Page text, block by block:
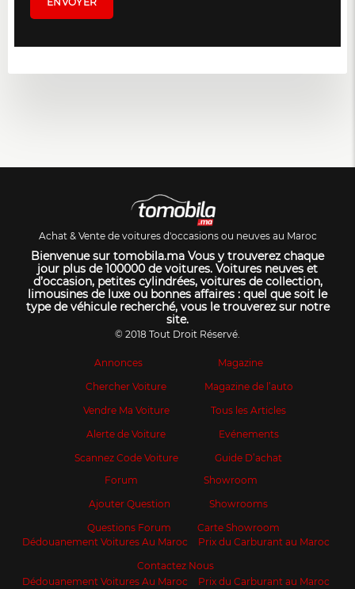
Achat & Vente de voitures d'occasions ou neuves au Maroc
Bienvenue sur tomobila.ma Vous y trouverez chaque
jour plus de 100000 de voitures. Voitures neuves et
d’occasion, petites cylindrées, voitures de collection,
limousines de luxe ou bonnes affaires : quel que soit le
type de véhicule recherché, vous le trouverez sur notre
site.
© 2018 Tout Droit Réservé.
Annonces
Chercher Voiture
Vendre Ma Voiture
Alerte de Voiture
Scannez Code Voiture
Magazine
Magazine de l’auto
Tous les Articles
Evénements
Guide D’achat
Forum
Ajouter Question
Questions Forum
Showroom
Showrooms
Carte Showroom
Dédouanement Voitures Au Maroc
Prix du Carburant au Maroc
Contactez Nous
Dédouanement Voitures Au Maroc
Prix du Carburant au Maroc